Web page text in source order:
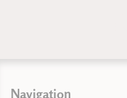
Navigation